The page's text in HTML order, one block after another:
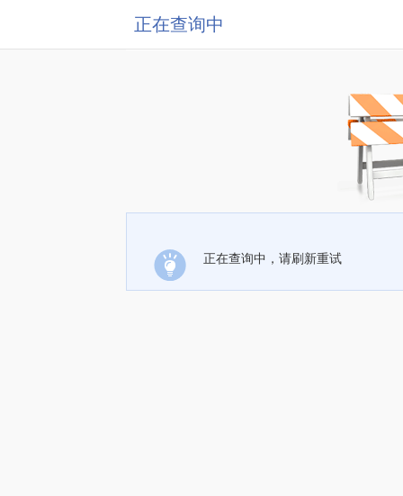
正在查询中
正在查询中，请刷新重试